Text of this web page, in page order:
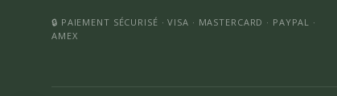
🔒 PAIEMENT SÉCURISÉ · VISA · MASTERCARD · PAYPAL ·
AMEX